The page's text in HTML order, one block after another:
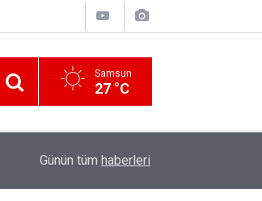
Samsun
27 °C
Samsun’da 144,6 milyar liralık 417 proje
Günün tüm haberleri